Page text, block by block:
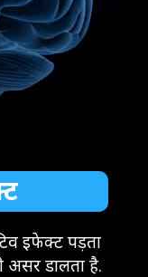
इफेक्ट पड़ता
डालता है.